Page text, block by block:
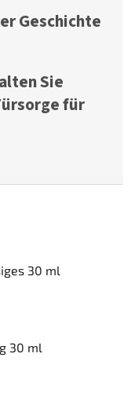
Geschichte
Sie
für
30 ml
30 ml